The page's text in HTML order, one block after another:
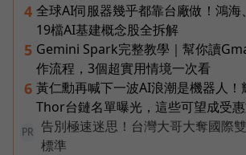
4 全球AI伺服器幾乎都靠台廠做！鴻
19檔AI基建概念股全拆解
5 Gemini Spark完整教學｜幫你讀
作流程，3個超實用情境一次看
6 黃仁勳再喊下一波AI浪潮是機器人！
Thor台鏈名單曝光，這些可望成受
PR
告別極速迷思！台灣大哥大奪國際
標準